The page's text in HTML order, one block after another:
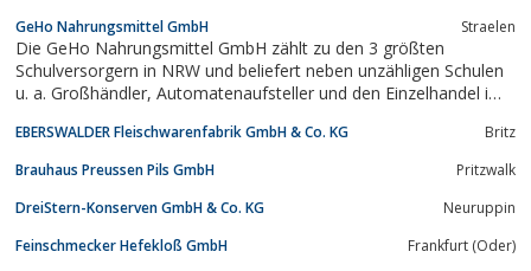
Mutschelmehl, Fleischklößchen und Backerbsen. Als Erzeuger
von Schüttelbrot Brotchips und Bruschetta...
GeHo Nahrungsmittel GmbH Straelen
Die GeHo Nahrungsmittel GmbH zählt zu den 3 größten
Schulversorgern in NRW und beliefert neben unzähligen Schulen
u. a. Großhändler, Automatenaufsteller und den Einzelhandel im
Süßwarensortiment, Heiß- und Kaltgetränkesortiment, Kuchen
und Gebäck.Zu unseren...
EBERSWALDER Fleischwarenfabrik GmbH & Co. KG
Britz
Brauhaus Preussen Pils GmbH
Pritzwalk
DreiStern-Konserven GmbH & Co. KG
Neuruppin
Feinschmecker Hefekloß GmbH
Frankfurt (Oder)